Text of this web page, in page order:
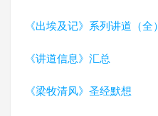
《出埃及记》系列讲道（全）
《讲道信息》汇总
《梁牧清风》圣经默想